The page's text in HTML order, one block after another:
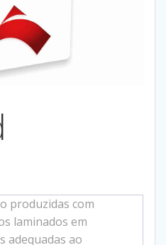
produzidas com
laminados em
adequadas ao